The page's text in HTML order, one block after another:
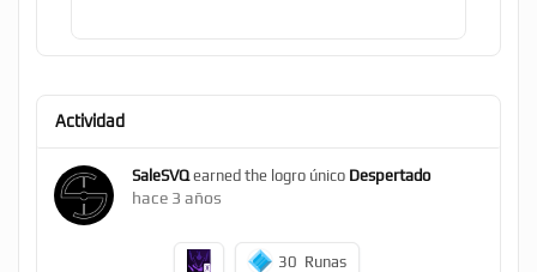
Actividad
SaleSVQearned the logro único Despertado
hace 3 años
30 Runas